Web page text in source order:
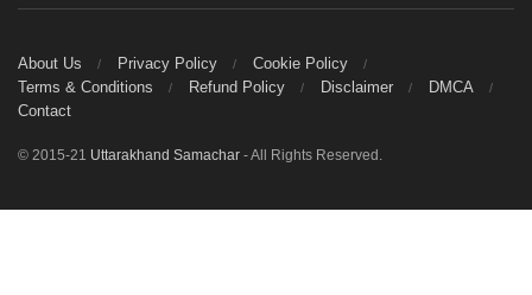
About Us Privacy Policy
Cookie Policy
Terms & Conditions
Refund Policy Disclaimer
DMCA
Contact
© 2015-21 Uttarakhand Samachar - All Rights Reserved.